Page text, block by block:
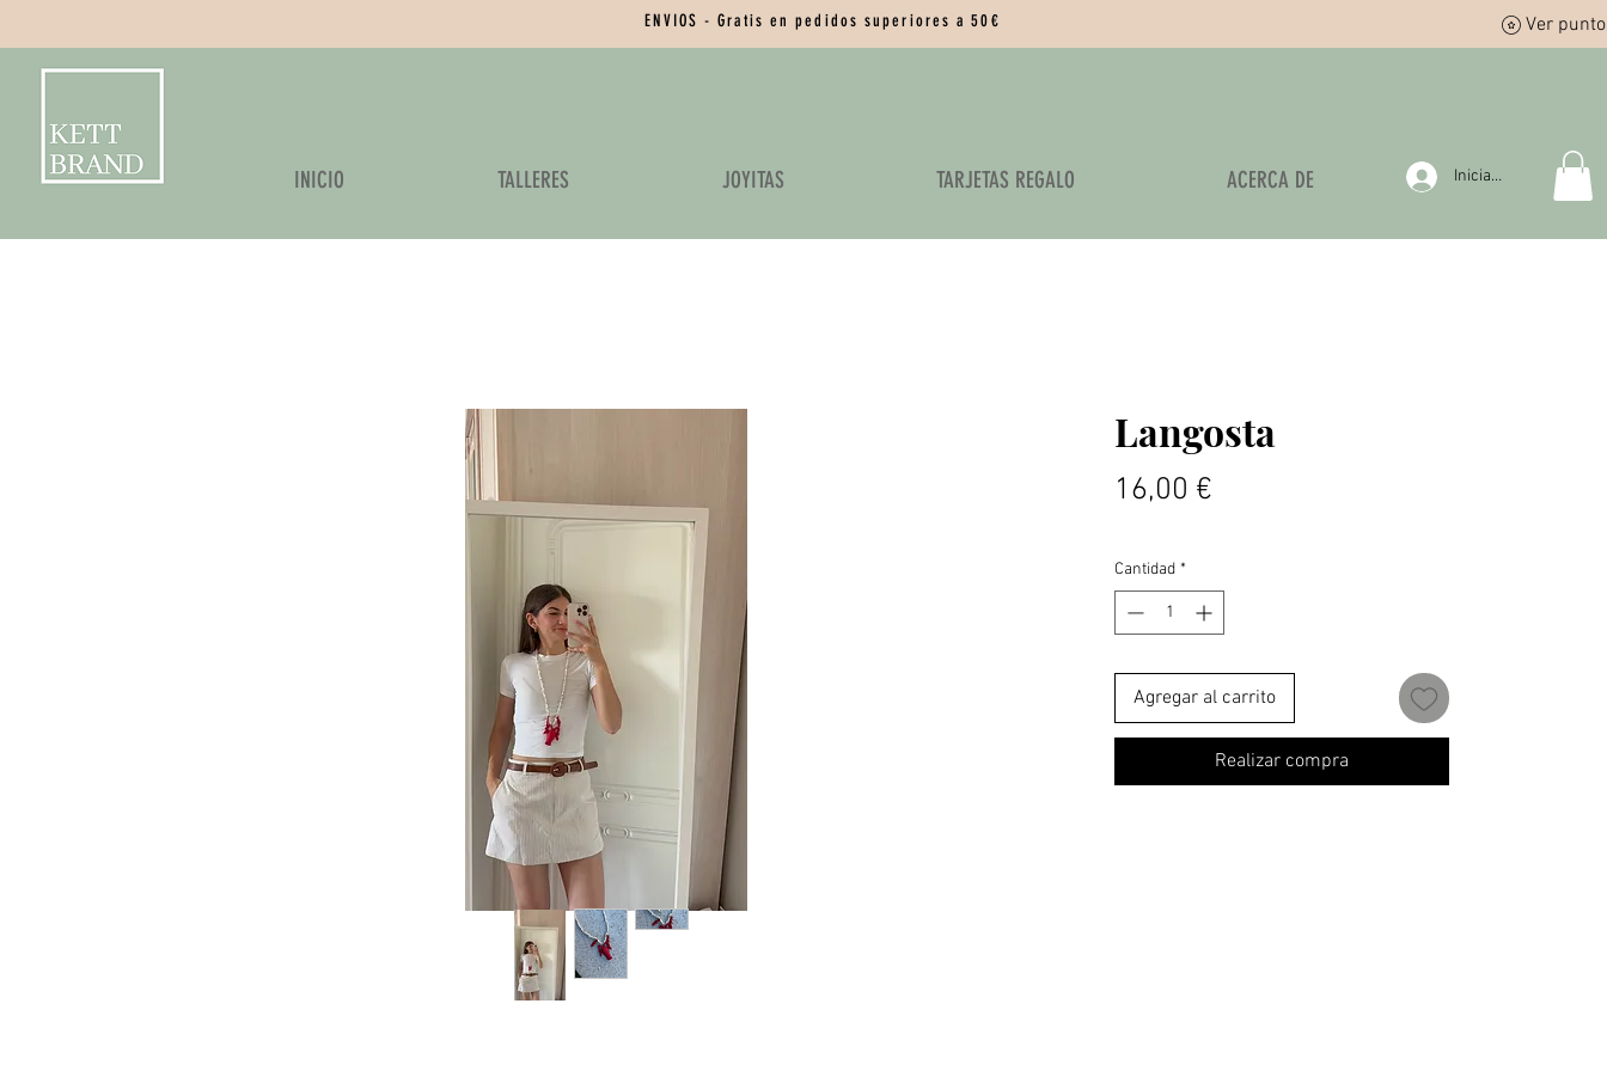
ENVIOS - Gratis en pedidos superiores a 50€ Ver
Kettbrand
Langosta
16,00 €
Cantidad *
Agregar al carrito
Realizar compra
INICIO TALLERES JOYITAS TARJETAS REGALO ACERCA DE Iniciar sesión